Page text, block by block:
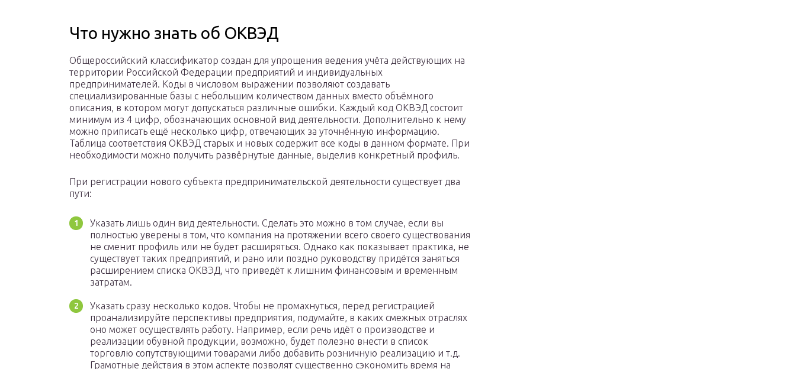
Что нужно знать об ОКВЭД
Общероссийский классификатор создан для упрощения ведения учёта действующих на
территории Российской Федерации предприятий и индивидуальных
предпринимателей. Коды в числовом выражении позволяют создавать
специализированные базы с небольшим количеством данных вместо объёмного
описания, в котором могут допускаться различные ошибки. Каждый код ОКВЭД состоит
минимум из 4 цифр, обозначающих основной вид деятельности. Дополнительно к нему
можно приписать ещё несколько цифр, отвечающих за уточнённую информацию.
Таблица соответствия ОКВЭД старых и новых содержит все коды в данном формате. При
необходимости можно получить развёрнутые данные, выделив конкретный профиль.
При регистрации нового субъекта предпринимательской деятельности существует два
пути:
Указать лишь один вид деятельности. Сделать это можно в том случае, если вы
полностью уверены в том, что компания на протяжении всего своего существования
не сменит профиль или не будет расширяться. Однако как показывает практика, не
существует таких предприятий, и рано или поздно руководству придётся заняться
расширением списка ОКВЭД, что приведёт к лишним финансовым и временным
затратам.
Указать сразу несколько кодов. Чтобы не промахнуться, перед регистрацией
проанализируйте перспективы предприятия, подумайте, в каких смежных отраслях
оно может осуществлять работу. Например, если речь идёт о производстве и
реализации обувной продукции, возможно, будет полезно внести в список
торговлю сопутствующими товарами либо добавить розничную реализацию и т.д.
Грамотные действия в этом аспекте позволят существенно сэкономить время на